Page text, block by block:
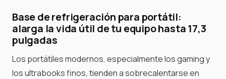
Base de refrigeración para portátil:
alarga la vida útil de tu equipo hasta 17,3
pulgadas
Los portátiles modernos, especialmente los gaming y
los ultrabooks finos, tienden a sobrecalentarse en